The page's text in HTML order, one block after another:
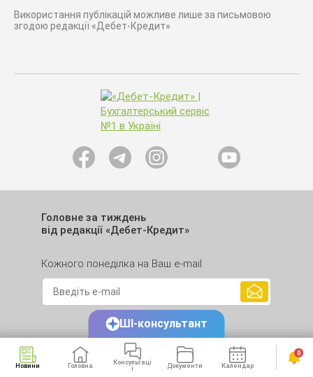
Використання публікацій можливе лише за письмовою
згодою редакції «Дебет-Кредит»
Головне за тиждень
від редакції «Дебет-Кредит»
Кожного понеділка на Ваш e-mail
Новини Головна
Консультаці
ї
Документи Календар Сервіси
0
ШІ-консультант